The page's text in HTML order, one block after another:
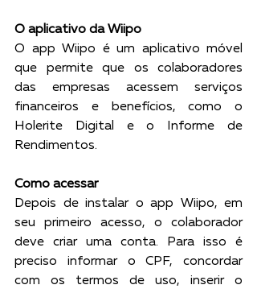
O aplicativo da Wiipo
O app Wiipo é um aplicativo móvel
que permite que os colaboradores
das empresas acessem serviços
financeiros e benefícios, como o
Holerite Digital e o Informe de
Rendimentos.
Como acessar
Depois de instalar o app Wiipo, em
seu primeiro acesso, o colaborador
deve criar uma conta. Para isso é
preciso informar o CPF, concordar
com os termos de uso, inserir o